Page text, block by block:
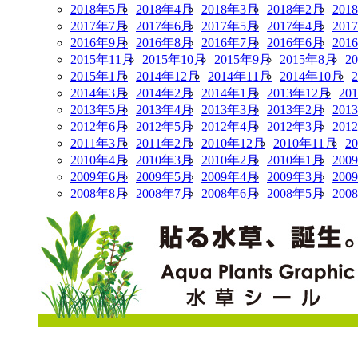
2018年5月
2018年4月 2018年3月 2018年2月
2017年7月
2017年6月 2017年5月 2017年4月
2016年9月
2016年8月 2016年7月 2016年6月
2015年11月
2015年10月 2015年9月 2015年8月
2015年1月
2014年12月 2014年11月 2014年10月
2014年3月
2014年2月 2014年1月 2013年12月
2013年5月
2013年4月 2013年3月 2013年2月
2012年6月
2012年5月 2012年4月 2012年3月
2011年3月
2011年2月 2010年12月 2010年11月
2010年4月
2010年3月 2010年2月 2010年1月
2009年6月
2009年5月 2009年4月 2009年3月
2008年8月
2008年7月 2008年6月 2008年5月